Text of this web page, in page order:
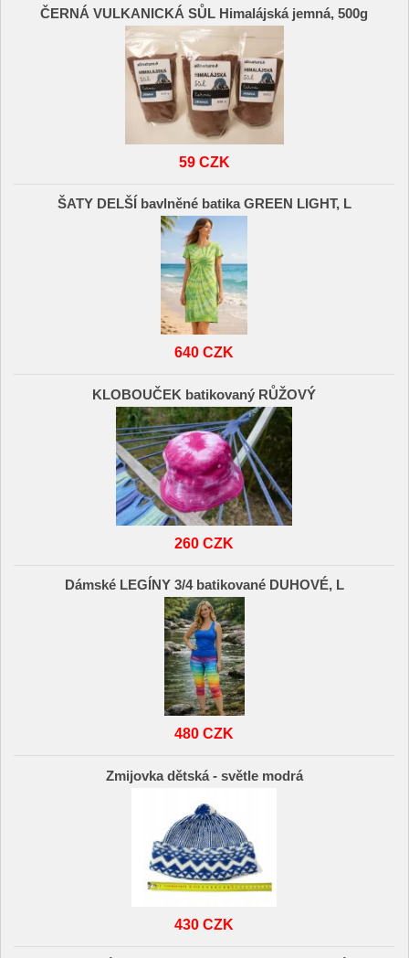
ČERNÁ VULKANICKÁ SŮL Himalájská jemná, 500g
59 CZK
ŠATY DELŠÍ bavlněné batika GREEN LIGHT, L
640 CZK
KLOBOUČEK batikovaný RŮŽOVÝ
260 CZK
Dámské LEGÍNY 3/4 batikované DUHOVÉ, L
480 CZK
Zmijovka dětská - světle modrá
430 CZK